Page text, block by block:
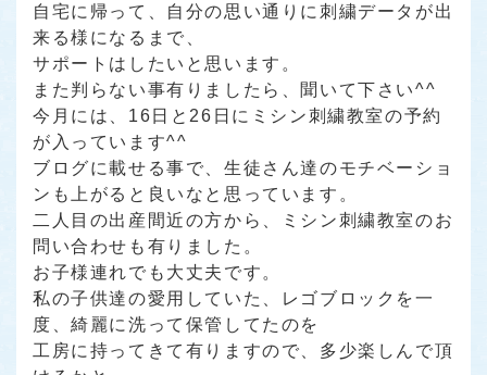
自宅に帰って、自分の思い通りに刺繍データが出
来る様になるまで、
サポートはしたいと思います。
また判らない事有りましたら、聞いて下さい^^
今月には、16日と26日にミシン刺繍教室の予約
が入っています^^
ブログに載せる事で、生徒さん達のモチベーショ
ンも上がると良いなと思っています。
二人目の出産間近の方から、ミシン刺繍教室のお
問い合わせも有りました。
お子様連れでも大丈夫です。
私の子供達の愛用していた、レゴブロックを一
度、綺麗に洗って保管してたのを
工房に持ってきて有りますので、多少楽しんで頂